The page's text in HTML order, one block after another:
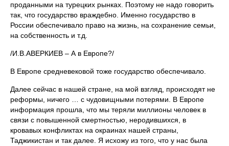
проданными на турецких рынках. Поэтому не надо говорить
так, что государство враждебно. Именно государство в
России обеспечивало право на жизнь, на сохранение семьи,
на собственность и т.д.
/И.В.АВЕРКИЕВ – А в Европе?/
В Европе средневековой тоже государство обеспечивало.
Далее сейчас в нашей стране, на мой взгляд, происходят не
реформы, ничего … с чудовищными потерями. В Европе
информация прошла, что мы теряли миллионы человек в
связи с повышенной смертностью, неродившихся, в
кровавых конфликтах на окраинах нашей страны,
Таджикистан и так далее. Я исхожу из того, что у нас была